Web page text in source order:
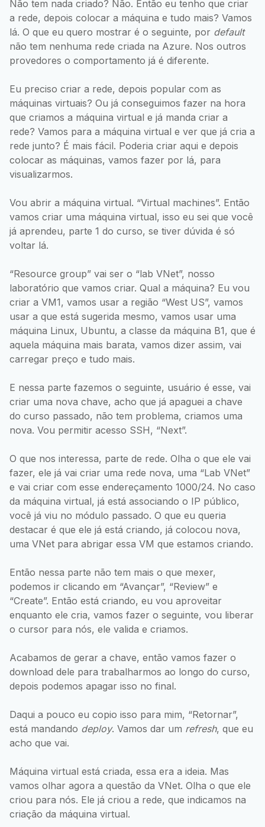
Não tem nada criado? Não. Então eu tenho que criar
a rede, depois colocar a máquina e tudo mais? Vamos
lá. O que eu quero mostrar é o seguinte, por default
não tem nenhuma rede criada na Azure. Nos outros
provedores o comportamento já é diferente.
Eu preciso criar a rede, depois popular com as
máquinas virtuais? Ou já conseguimos fazer na hora
que criamos a máquina virtual e já manda criar a
rede? Vamos para a máquina virtual e ver que já cria a
rede junto? É mais fácil. Poderia criar aqui e depois
colocar as máquinas, vamos fazer por lá, para
visualizarmos.
Vou abrir a máquina virtual. “Virtual machines”. Então
vamos criar uma máquina virtual, isso eu sei que você
já aprendeu, parte 1 do curso, se tiver dúvida é só
voltar lá.
“Resource group” vai ser o “lab VNet”, nosso
laboratório que vamos criar. Qual a máquina? Eu vou
criar a VM1, vamos usar a região “West US”, vamos
usar a que está sugerida mesmo, vamos usar uma
máquina Linux, Ubuntu, a classe da máquina B1, que é
aquela máquina mais barata, vamos dizer assim, vai
carregar preço e tudo mais.
E nessa parte fazemos o seguinte, usuário é esse, vai
criar uma nova chave, acho que já apaguei a chave
do curso passado, não tem problema, criamos uma
nova. Vou permitir acesso SSH, “Next”.
O que nos interessa, parte de rede. Olha o que ele vai
fazer, ele já vai criar uma rede nova, uma “Lab VNet”
e vai criar com esse endereçamento 1000/24. No caso
da máquina virtual, já está associando o IP público,
você já viu no módulo passado. O que eu queria
destacar é que ele já está criando, já colocou nova,
uma VNet para abrigar essa VM que estamos criando.
Então nessa parte não tem mais o que mexer,
podemos ir clicando em “Avançar”, “Review” e
“Create”. Então está criando, eu vou aproveitar
enquanto ele cria, vamos fazer o seguinte, vou liberar
o cursor para nós, ele valida e criamos.
Acabamos de gerar a chave, então vamos fazer o
download dele para trabalharmos ao longo do curso,
depois podemos apagar isso no final.
Daqui a pouco eu copio isso para mim, “Retornar”,
está mandando deploy. Vamos dar um refresh, que eu
acho que vai.
Máquina virtual está criada, essa era a ideia. Mas
vamos olhar agora a questão da VNet. Olha o que ele
criou para nós. Ele já criou a rede, que indicamos na
criação da máquina virtual.